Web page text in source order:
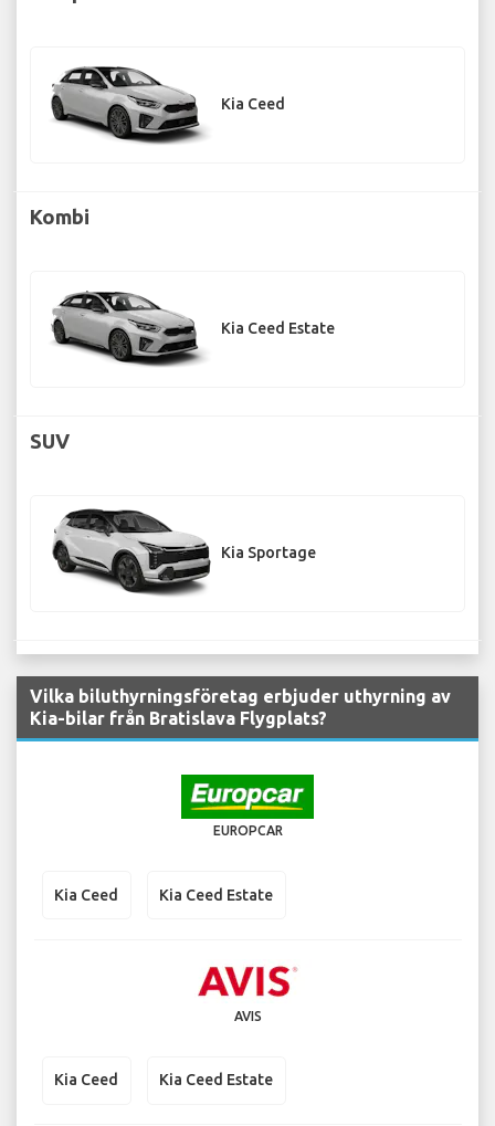
Kia Ceed
Kombi
Kia Ceed Estate
SUV
Kia Sportage
Vilka biluthyrningsföretag erbjuder uthyrning av
Kia-bilar från Bratislava Flygplats?
EUROPCAR
Kia Ceed Kia Ceed Estate
AVIS
Kia Ceed Kia Ceed Estate